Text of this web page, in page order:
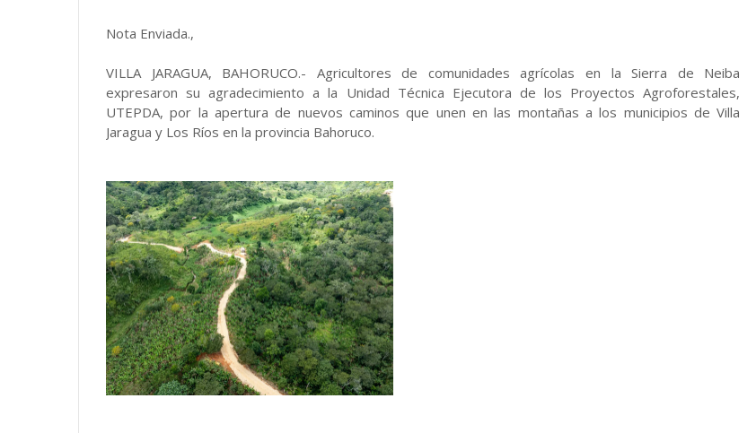
Nota Enviada.,
VILLA JARAGUA, BAHORUCO.- Agricultores de comunidades agrícolas en la Sierra de Neiba
expresaron su agradecimiento a la Unidad Técnica Ejecutora de los Proyectos Agroforestales,
UTEPDA, por la apertura de nuevos caminos que unen en las montañas a los municipios de Villa
Jaragua y Los Ríos en la provincia Bahoruco.